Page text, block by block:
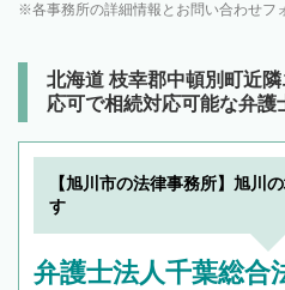
各事務所の詳細情報とお問い合わせフ
北海道 枝幸郡中頓別町近
応可で相続対応可能な弁護
【旭川市の法律事務所】旭川
す
弁護士法人千葉総合